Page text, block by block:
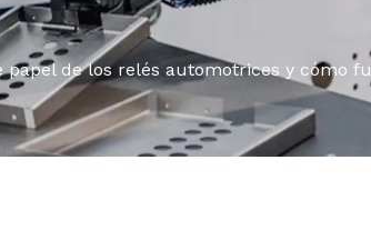
papel de los relés automotrices y cómo